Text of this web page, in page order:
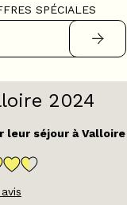
SPÉCIALES
2024
leur séjour à Valloire
avis